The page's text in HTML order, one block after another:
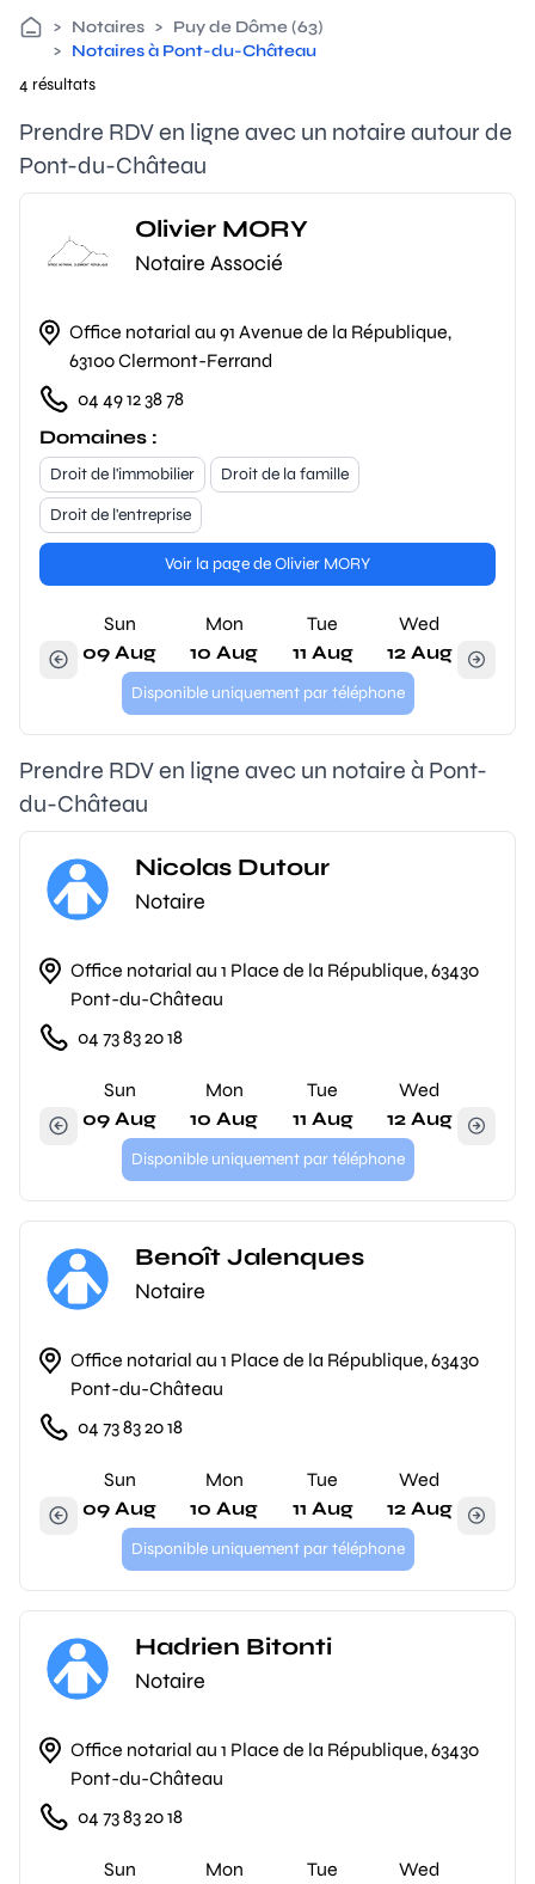
> Notaires > Puy de Dôme (63)
> Notaires à Pont-du-Château
4 résultats
Prendre RDV en ligne avec un notaire autour de
Pont-du-Château
Olivier MORY
Notaire Associé
Office notarial au 91 Avenue de la République,
63100 Clermont-Ferrand
04 49 12 38 78
Domaines :
Droit de l'immobilier
Droit de la famille
Droit de l'entreprise
Voir la page de Olivier MORY
Sun
09 Aug
Mon
10 Aug
Tue
11 Aug
Wed
12 Aug
Disponible uniquement par téléphone
Prendre RDV en ligne avec un notaire à Pont-
du-Château
Nicolas Dutour
Notaire
Office notarial au 1 Place de la République, 63430
Pont-du-Château
04 73 83 20 18
Sun
09 Aug
Mon
10 Aug
Tue
11 Aug
Wed
12 Aug
Disponible uniquement par téléphone
Benoît Jalenques
Notaire
Office notarial au 1 Place de la République, 63430
Pont-du-Château
04 73 83 20 18
Sun
09 Aug
Mon
10 Aug
Tue
11 Aug
Wed
12 Aug
Disponible uniquement par téléphone
Hadrien Bitonti
Notaire
Office notarial au 1 Place de la République, 63430
Pont-du-Château
04 73 83 20 18
Sun
Mon
Tue
Wed